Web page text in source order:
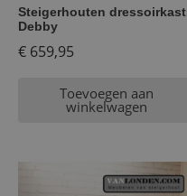
Steigerhouten dressoirkast
Debby
€ 659,95
Toevoegen aan
winkelwagen